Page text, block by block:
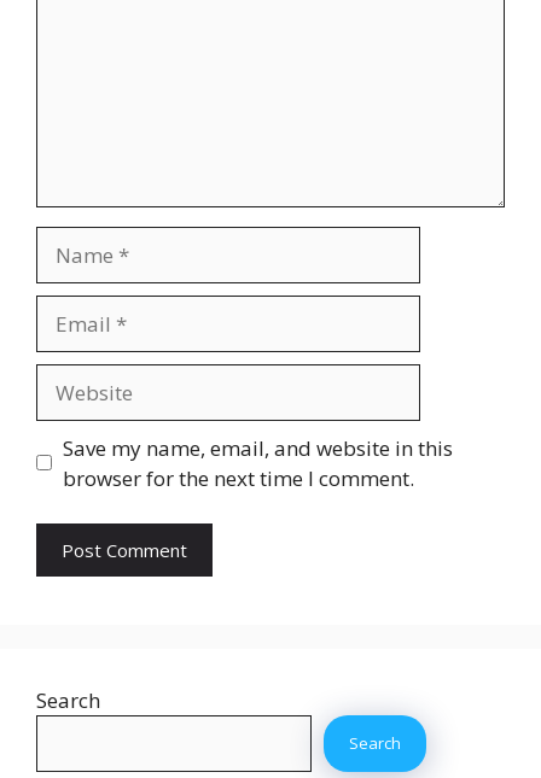
Save my name, email, and website in this
browser for the next time I comment.
Search
Search